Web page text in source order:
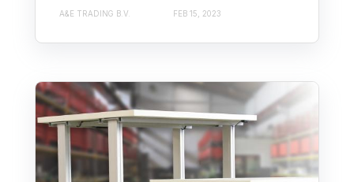
A&E TRADING B.V. FEB 15, 2023